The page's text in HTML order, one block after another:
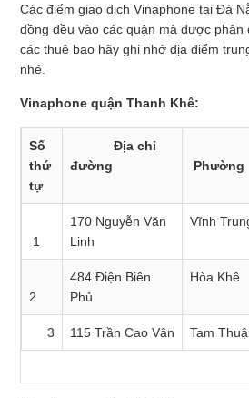
Các điểm giao dịch Vinaphone tại Đà
đồng đều vào các quận mà được phân
các thuê bao hãy ghi nhớ địa điểm
nhé.
Vinaphone quận Thanh Khê:
Số
thứ
tự
Địa chỉ
đường
Phường
1
170 Nguyễn Văn
Linh
Vĩnh
2
484 Điện Biên
Phủ
Hòa Khê
3 115 Trần Cao Vân Tam